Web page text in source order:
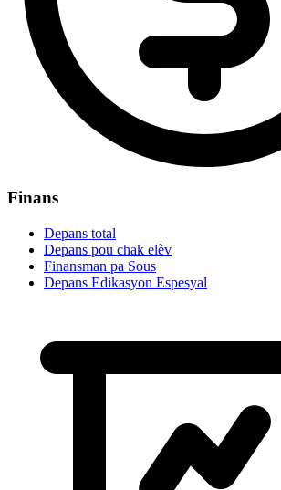
Finans
Depans total
Depans pou chak elèv
Finansman pa Sous
Depans Edikasyon Espesyal